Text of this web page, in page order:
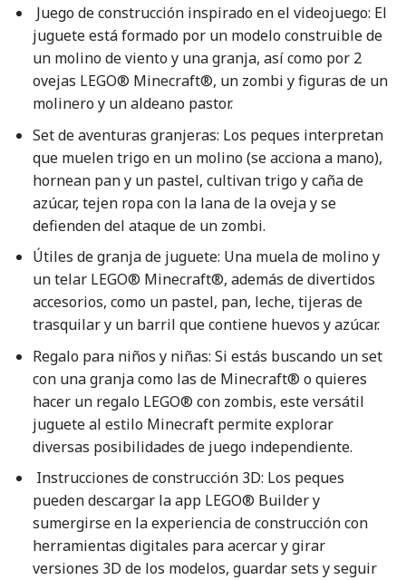
Juego de construcción inspirado en el videojuego: El
juguete está formado por un modelo construible de
un molino de viento y una granja, así como por 2
ovejas LEGO® Minecraft®, un zombi y figuras de un
molinero y un aldeano pastor.
Set de aventuras granjeras: Los peques interpretan
que muelen trigo en un molino (se acciona a mano),
hornean pan y un pastel, cultivan trigo y caña de
azúcar, tejen ropa con la lana de la oveja y se
defienden del ataque de un zombi.
Útiles de granja de juguete: Una muela de molino y
un telar LEGO® Minecraft®, además de divertidos
accesorios, como un pastel, pan, leche, tijeras de
trasquilar y un barril que contiene huevos y azúcar.
Regalo para niños y niñas: Si estás buscando un set
con una granja como las de Minecraft® o quieres
hacer un regalo LEGO® con zombis, este versátil
juguete al estilo Minecraft permite explorar
diversas posibilidades de juego independiente.
Instrucciones de construcción 3D: Los peques
pueden descargar la app LEGO® Builder y
sumergirse en la experiencia de construcción con
herramientas digitales para acercar y girar
versiones 3D de los modelos, guardar sets y seguir